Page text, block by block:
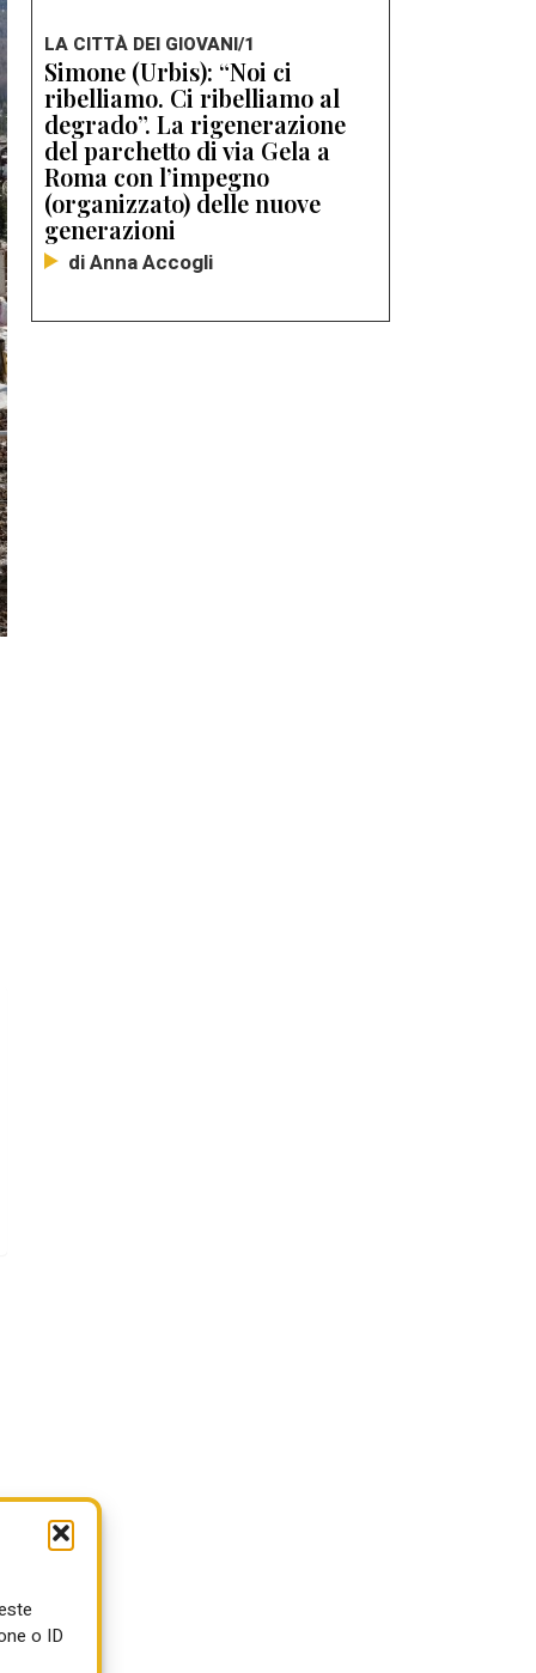
o ID
LA CITTÀ DEI GIOVANI/1
Simone (Urbis): “Noi ci
ribelliamo. Ci ribelliamo al
degrado”. La rigenerazione
del parchetto di via Gela a
Roma con l’impegno
(organizzato) delle nuove
generazioni
di Anna Accogli